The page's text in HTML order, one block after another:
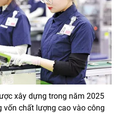
xây dựng trong năm 2025
chất lượng cao vào công